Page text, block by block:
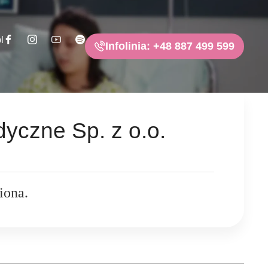
Infolinia: +48 887 499 599
Sp. z o.o.